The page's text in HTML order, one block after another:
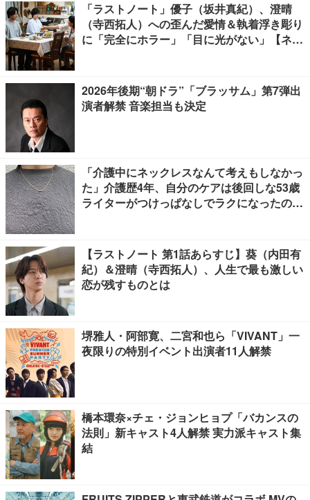
「ラストノート」優子（坂井真紀）、澄晴
（寺西拓人）への歪んだ愛情＆執着浮き彫り
に「完全にホラー」「目に光がない」【ネタ
2026年後期“朝ドラ”「ブラッサム」第7弾出
演者解禁 音楽担当も決定
「介護中にネックレスなんて考えもしなかっ
た」介護歴4年、自分のケアは後回しな53歳
ライターがつけっぱなしでラクになったの
【ラストノート 第1話あらすじ】葵（内田有
紀）＆澄晴（寺西拓人）、人生で最も激しい
恋が残すものとは
堺雅人・阿部寛、二宮和也ら「VIVANT」一
夜限りの特別イベント出演者11人解禁
橋本環奈×チェ・ジョンヒョプ「バカンスの
法則」新キャスト4人解禁 実力派キャスト集
結